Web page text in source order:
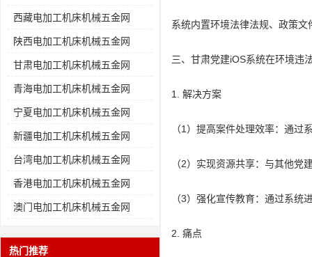
西藏电加工机床机械五金网
陕西电加工机床机械五金网
甘肃电加工机床机械五金网
青海电加工机床机械五金网
宁夏电加工机床机械五金网
新疆电加工机床机械五金网
台湾电加工机床机械五金网
香港电加工机床机械五金网
澳门电加工机床机械五金网
热门推荐
系统内置环境法律法规、政策
三、甘肃党建iOS系统在环境违
1. 解决方案
（1）提高案件处理效率：通过
（2）实现资源共享：与其他党
（3）强化宣传教育：通过系
2. 痛点